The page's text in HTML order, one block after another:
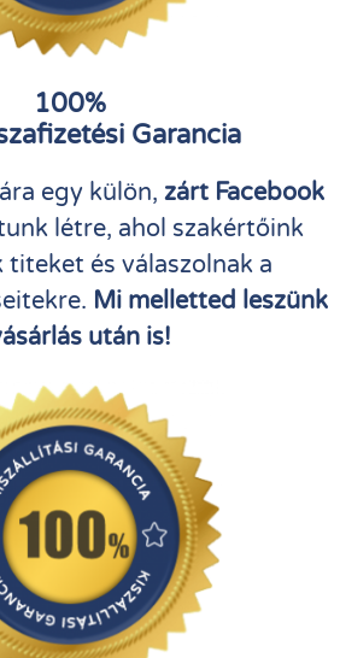
100%
Garancia
egy külön, zárt Facebook
létre, ahol szakértőink
titeket és válaszolnak a
Mi melletted leszünk
után is!